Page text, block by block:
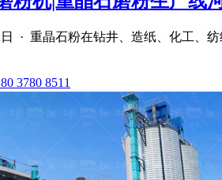
日 · 重晶石粉在钻井、造纸、化工、
3780 8511